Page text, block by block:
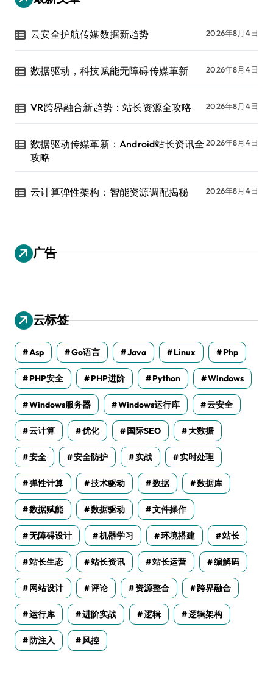
云安全护航传媒数据新趋势 2026年8月4日
数据驱动，科技赋能无障碍传媒革新 2026年8月4日
VR跨界融合新趋势：站长资源全攻略 2026年8月4日
数据驱动传媒革新：Android站长资讯全
攻略
2026年8月4日
云计算弹性架构：智能资源调配揭秘 2026年8月4日
广告
云标签
Asp Go语言 Java Linux Php
PHP安全 PHP进阶 Python Windows
Windows服务器 Windows运行库 云安全
云计算 优化 国际SEO 大数据
安全 安全防护 实战 实时处理
弹性计算 技术驱动 数据 数据库
数据赋能 数据驱动 文件操作
无障碍设计 机器学习 环境搭建 站长
站长生态 站长资讯 站长运营 编解码
网站设计 评论 资源整合 跨界融合
运行库 进阶实战 逻辑 逻辑架构
防注入 风控